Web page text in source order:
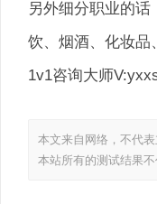
另外细分职业的
饮、烟酒、化妆品
1v1咨询大师
本文来自网络，不代表
本站所有的测试结果